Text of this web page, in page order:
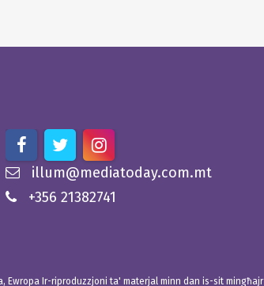
illum@mediatoday.com.mt
+356 21382741
Ewropa Ir-riproduzzjoni ta' materjal minn dan is-sit mingħajr